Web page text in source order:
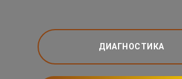
ДИАГНОСТИКА